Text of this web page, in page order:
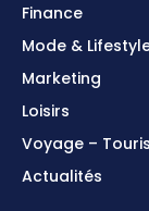
Finance
Mode &
Marketing
Loisirs
Voyage –
Actualités